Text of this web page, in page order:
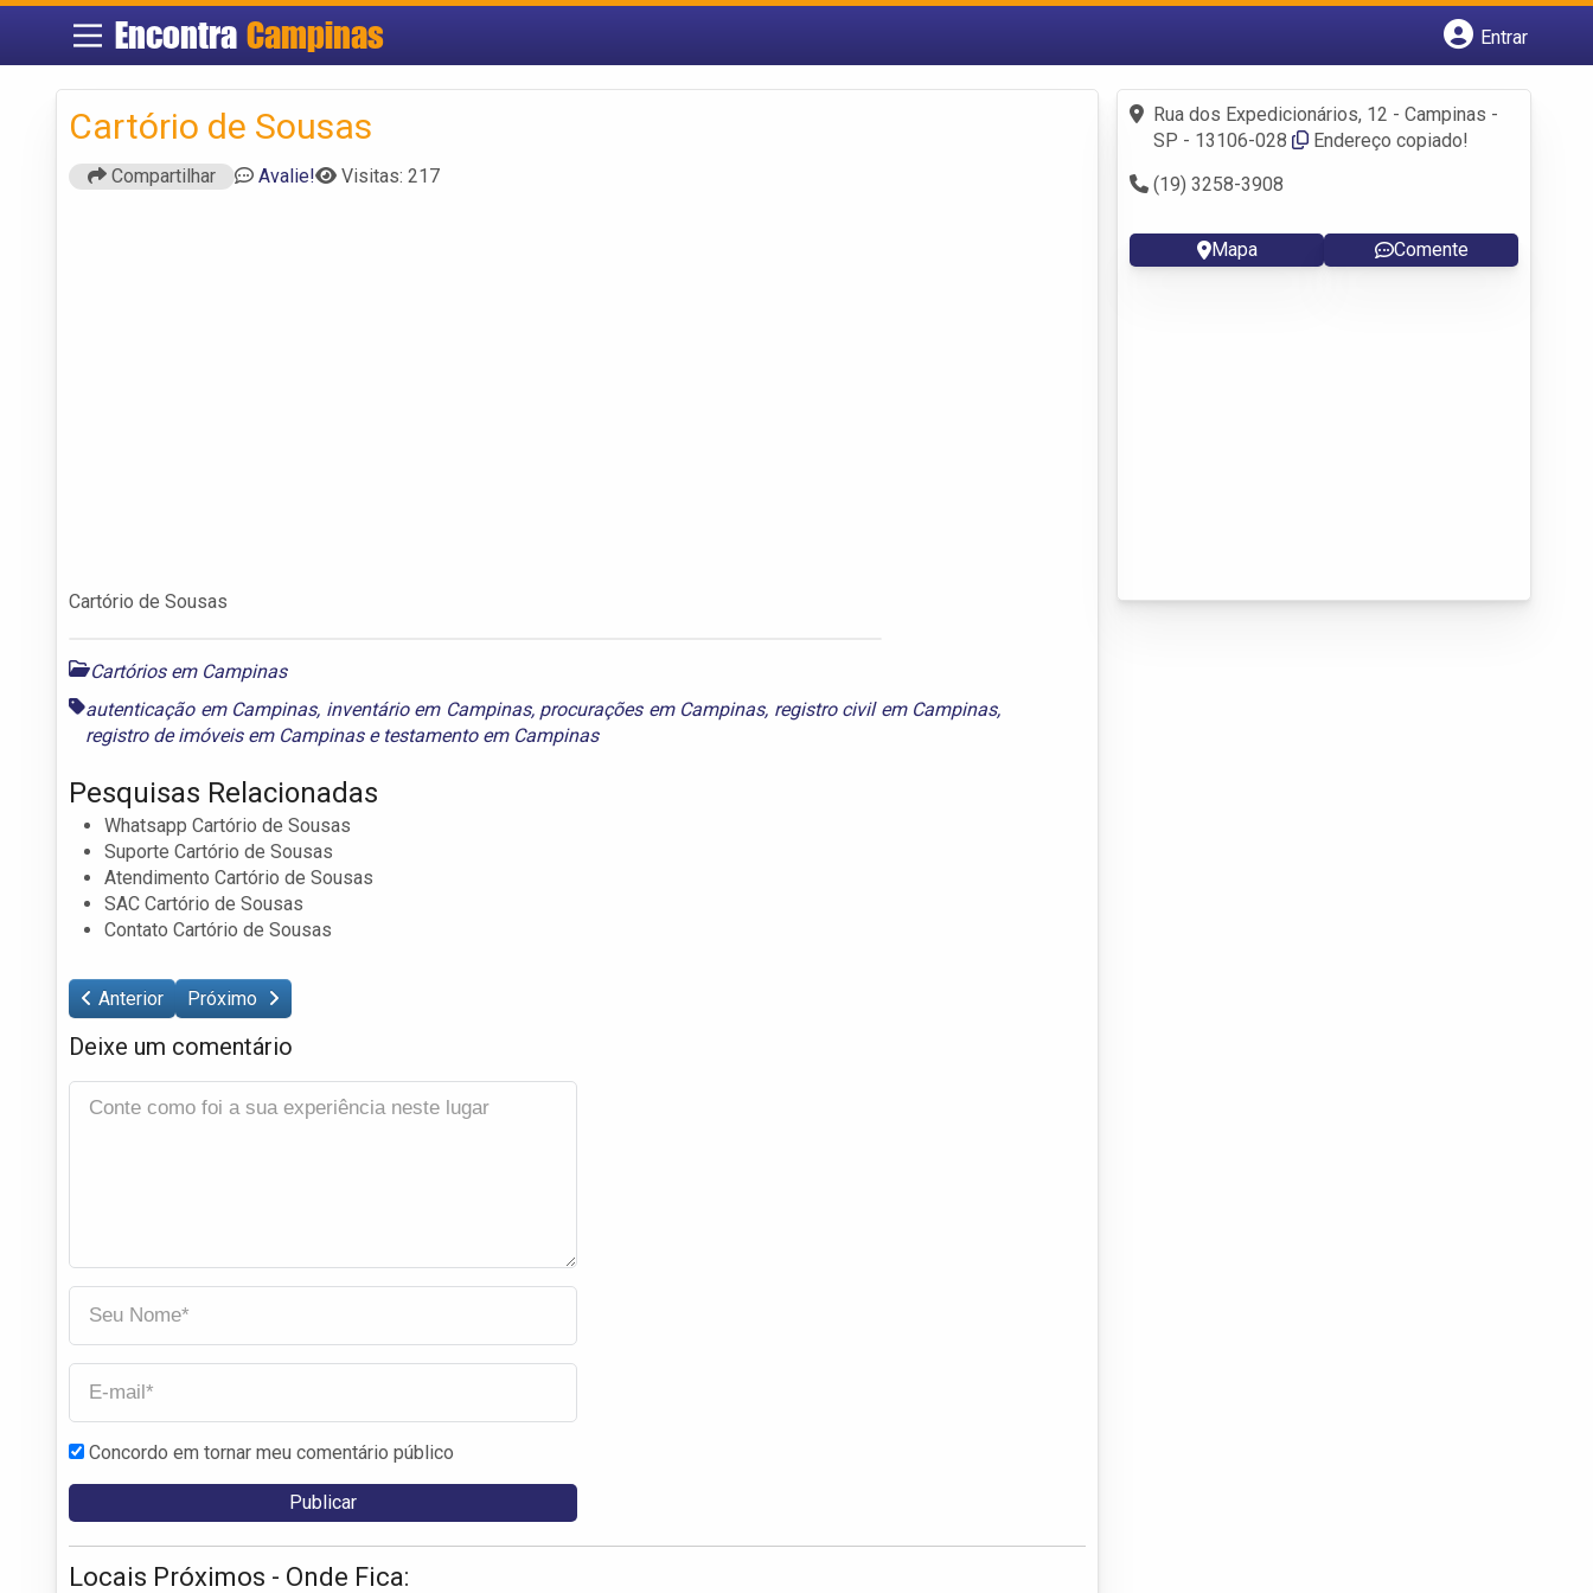
EncontraCampinas
Entrar
Fazer login
Criar conta
Cartório de Sousas
Compartilhar Avalie! Visitas: 217
Cartório de Sousas
Cartórios em Campinas
autenticação em Campinas, inventário em Campinas, procurações em Campinas, registro civil em Campinas,
registro de imóveis em Campinase testamento em Campinas
Pesquisas Relacionadas
Whatsapp Cartório de Sousas
Suporte Cartório de Sousas
Atendimento Cartório de Sousas
SAC Cartório de Sousas
Contato Cartório de Sousas
Anterior Próximo
Deixe um comentário
Concordo em tornar meu comentário público
Locais Próximos - Onde Fica:
Rua dos Expedicionários, 12 - Campinas -
SP - 13106-028
Endereço copiado!
(19) 3258-3908
Mapa Comente